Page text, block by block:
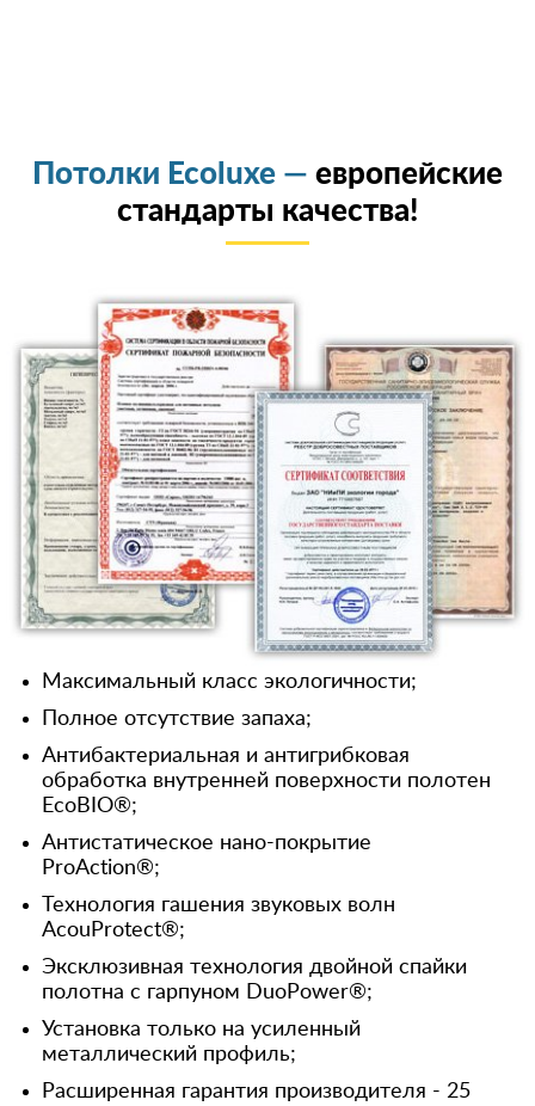
Потолки Ecoluxe — европейские
стандарты качества!
Максимальный класс экологичности;
Полное отсутствие запаха;
Антибактериальная и антигрибковая
обработка внутренней поверхности полотен
EcoBIO®;
Антистатическое нано-покрытие
ProAction®;
Технология гашения звуковых волн
AcouProtect®;
Эксклюзивная технология двойной спайки
полотна с гарпуном DuoPower®;
Установка только на усиленный
металлический профиль;
Расширенная гарантия производителя - 25